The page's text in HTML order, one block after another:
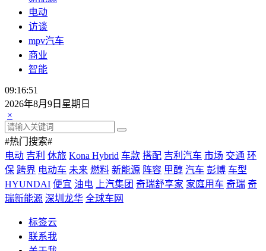
电动
访谈
mpv汽车
商业
智能
09:16:51
2026年8月9日星期日
×
#热门搜索#
电动 吉利 休旅 Kona Hybrid 车款 搭配 吉利汽车 市场 交通 环
保 跨界 电动车 未来 燃料 新能源 阵容 甲醇 汽车 彭博 车型
HYUNDAI 便宜 油电 上汽集团 奇瑞舒享家 家庭用车 奇瑞 奇
瑞新能源 深圳龙华 全球车网
标签云
联系我